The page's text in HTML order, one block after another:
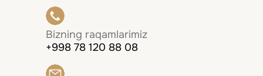
Bizning raqamlarimiz
+998 78 120 88 08